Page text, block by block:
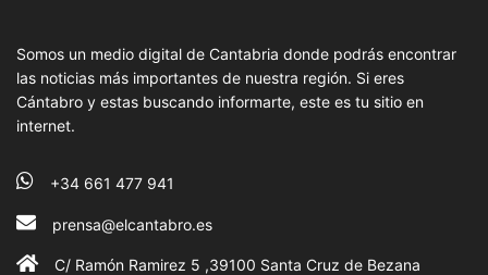
Somos un medio digital de Cantabria donde podrás encontrar
las noticias más importantes de nuestra región. Si eres
Cántabro y estas buscando informarte, este es tu sitio en
internet.
+34 661 477 941
prensa@elcantabro.es
C/ Ramón Ramirez 5 ,39100 Santa Cruz de Bezana